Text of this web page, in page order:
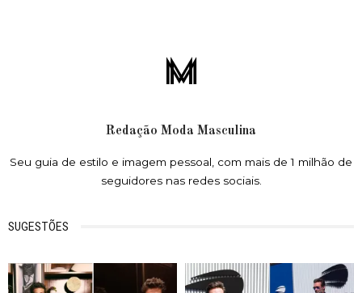
Redação Moda Masculina
Seu guia de estilo e imagem pessoal, com mais de 1 milhão de
seguidores nas redes sociais.
SUGESTÕES